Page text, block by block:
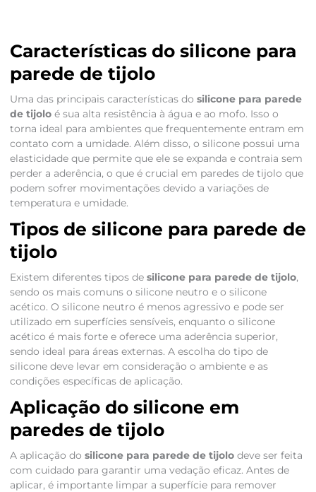
Características do silicone para
parede de tijolo
Uma das principais características do silicone para parede
de tijoloé sua alta resistência à água e ao mofo. Isso o
torna ideal para ambientes que frequentemente entram em
contato com a umidade. Além disso, o silicone possui uma
elasticidade que permite que ele se expanda e contraia sem
perder a aderência, o que é crucial em paredes de tijolo que
podem sofrer movimentações devido a variações de
temperatura e umidade.
Tipos de silicone para parede de
tijolo
Existem diferentes tipos de silicone para parede de tijolo,
sendo os mais comuns o silicone neutro e o silicone
acético. O silicone neutro é menos agressivo e pode ser
utilizado em superfícies sensíveis, enquanto o silicone
acético é mais forte e oferece uma aderência superior,
sendo ideal para áreas externas. A escolha do tipo de
silicone deve levar em consideração o ambiente e as
condições específicas de aplicação.
Aplicação do silicone em
paredes de tijolo
A aplicação do silicone para parede de tijolodeve ser feita
com cuidado para garantir uma vedação eficaz. Antes de
aplicar, é importante limpar a superfície para remover